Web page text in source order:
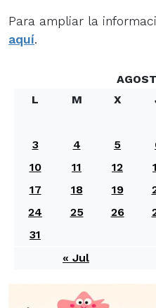
Para ampliar la
aquí.
L
M X
3
4 5
10
11 12
17
18 19
24
25 26
31
« Jul